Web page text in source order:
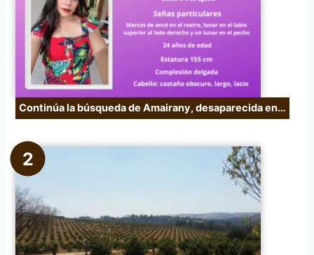
Continúa la búsqueda de Amairany, desaparecida en…